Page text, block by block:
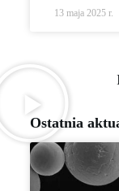
13 maja 2025 r.
Ostatnia